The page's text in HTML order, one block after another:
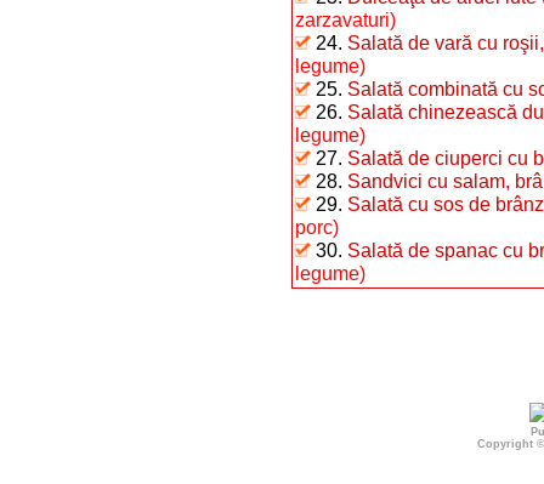
zarzavaturi)
24. Salată de vară cu
legume)
25. Salată combinată cu
26. Salată chinezească
legume)
27. Salată de ciuperci cu
28. Sandvici cu salam,
29. Salată cu sos de
porc)
30. Salată de spanac cu
legume)
Copyright